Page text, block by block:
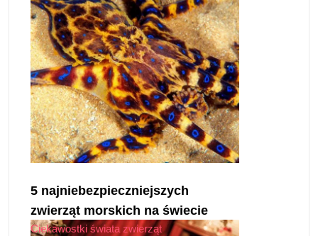
5 najniebezpieczniejszych
zwierząt morskich na świecie
Ciekawostki świata zwierząt